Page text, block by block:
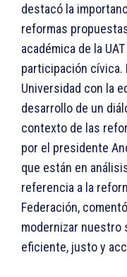
destacó la
reformas
académica de la
participación cívica.
Universidad con la
desarrollo de un
contexto de las
por el presidente
que están en
referencia a la
Federación,
modernizar nuestro
eficiente, justo y